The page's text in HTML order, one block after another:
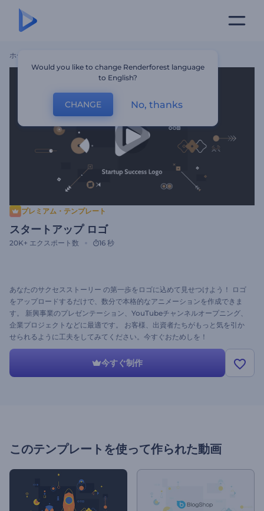
ホーム
プレミアム・テンプレート
スタートアップ ロゴ
20K+ エクスポート数 16 秒
あなたのサクセスストーリー の第一歩をロゴに込めて見せつけよう！ ロゴ
をアップロードするだけで、数分で本格的なアニメーションを作成できま
す。 新興事業のプレゼンテーション、YouTubeチャンネルオープニング、
企業プロジェクトなどに最適です。 お客様、出資者たちがもっと気を引か
せられるように工夫をしてみてください。今すぐおためしを！
今すぐ制作
このテンプレートを使って作られた動画
Would you like to change Renderforest language
to English?
CHANGE No, thanks